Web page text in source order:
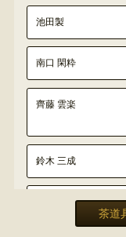
池田製
南口 閑粋
齊藤 雲楽
鈴木 三成
林 孝太郎
茶道